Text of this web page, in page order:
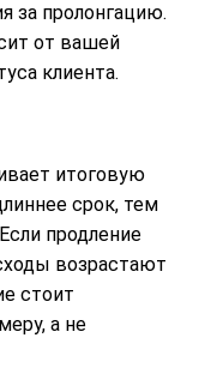
за пролонгацию.
от вашей
клиента.
итоговую
срок, тем
продление
возрастают
стоит
а не